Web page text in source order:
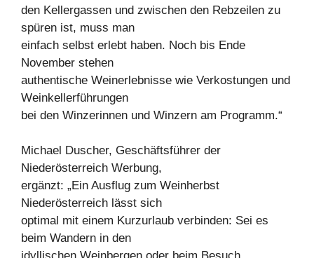
den Kellergassen und zwischen den Rebzeilen zu
spüren ist, muss man
einfach selbst erlebt haben. Noch bis Ende
November stehen
authentische Weinerlebnisse wie Verkostungen und
Weinkellerführungen
bei den Winzerinnen und Winzern am Programm.“
Michael Duscher, Geschäftsführer der
Niederösterreich Werbung,
ergänzt: „Ein Ausflug zum Weinherbst
Niederösterreich lässt sich
optimal mit einem Kurzurlaub verbinden: Sei es
beim Wandern in den